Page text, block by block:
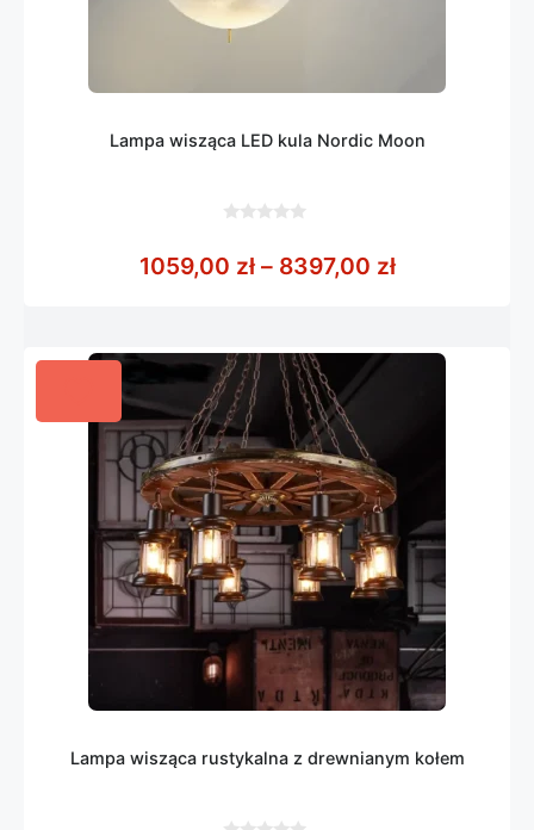
Lampa wisząca LED kula Nordic Moon
5
1059,00 zł – 8397,00 złZakres cen:
Lampa wisząca rustykalna z drewnianym kołem